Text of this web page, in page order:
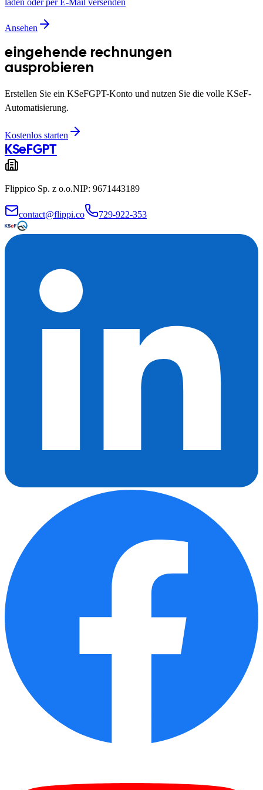
Ansehen
eingehende rechnungen
ausprobieren
Erstellen Sie ein KSeFGPT-Konto und nutzen Sie die volle KSeF-
Automatisierung.
Kostenlos starten
KSeFGPT
Flippico Sp. z o.o.NIP: 9671443189
contact@flippi.co 729-922-353